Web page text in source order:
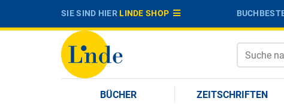
SIE SIND HIERLINDE SHOP
BÜCHER ZEITSCHRIFTEN